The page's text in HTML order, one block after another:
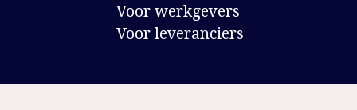
Voor werkgevers
Voor leveranciers